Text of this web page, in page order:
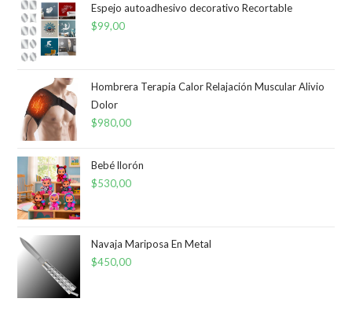
Espejo autoadhesivo decorativo Recortable
$99,00
Hombrera Terapia Calor Relajación Muscular Alivio
Dolor
$980,00
Bebé llorón
$530,00
Navaja Mariposa En Metal
$450,00